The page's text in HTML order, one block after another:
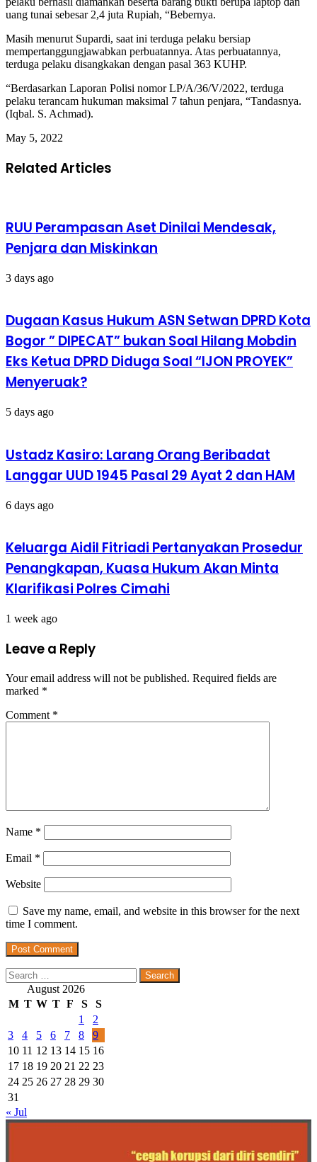
uang tunai sebesar 2,4 juta Rupiah, “Bebernya.
Masih menurut Supardi, saat ini terduga pelaku bersiap
mempertanggungjawabkan perbuatannya. Atas perbuatannya,
terduga pelaku disangkakan dengan pasal 363 KUHP.
“Berdasarkan Laporan Polisi nomor LP/A/36/V/2022, terduga
pelaku terancam hukuman maksimal 7 tahun penjara, “Tandasnya.
(Iqbal. S. Achmad).
May 5, 2022
Related Articles
RUU Perampasan Aset Dinilai Mendesak,
Penjara dan Miskinkan
3 days ago
Dugaan Kasus Hukum ASN Setwan DPRD Kota
Bogor ” DIPECAT” bukan Soal Hilang Mobdin
Eks Ketua DPRD Diduga Soal “IJON PROYEK”
Menyeruak?
5 days ago
Ustadz Kasiro: Larang Orang Beribadat
Langgar UUD 1945 Pasal 29 Ayat 2 dan HAM
6 days ago
Keluarga Aidil Fitriadi Pertanyakan Prosedur
Penangkapan, Kuasa Hukum Akan Minta
Klarifikasi Polres Cimahi
1 week ago
Leave a Reply
Your email address will not be published. Required fields are
marked *
Comment *
Name *
Email *
Website
Save my name, email, and website in this browser for the next
time I comment.
Search
for: August 2026
M T W T F S
S
1
2
3
4 5 6 7 8
9
10 11 12 13 14 15 16
17 18 19 20 21 22 23
24 25 26 27 28 29 30
31
« Jul